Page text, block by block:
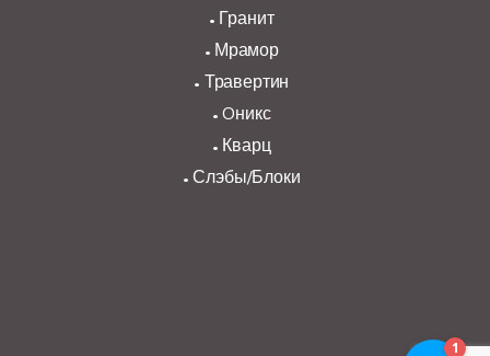
Гранит
Мрамор
Травертин
Oникс
Кварц
Слэбы/Блоки